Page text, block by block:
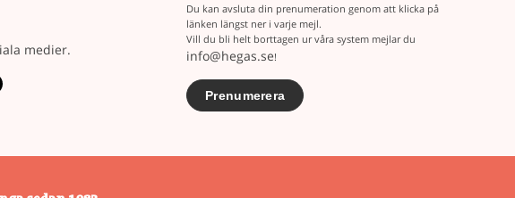
medier.
Du kan avsluta din prenumeration genom att klicka på
länken längst ner i varje mejl.
Vill du bli helt borttagen ur våra system mejlar du
info@hegas.se!